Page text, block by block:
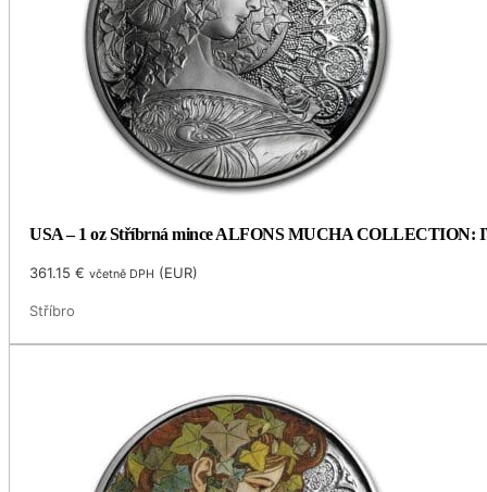
USA – 1 oz Stříbrná mince ALFONS MUCHA COLLECTION:
361.15€ včetně DPH (EUR)
Stříbro